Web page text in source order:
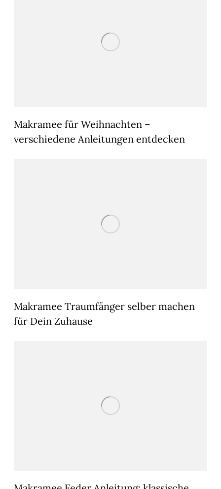
Makramee für Weihnachten –
verschiedene Anleitungen entdecken
Makramee Traumfänger selber machen
für Dein Zuhause